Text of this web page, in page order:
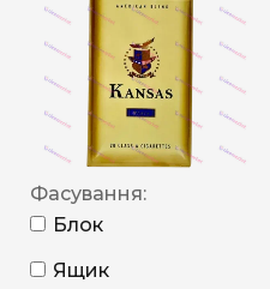
Фасування:
Блок
Ящик